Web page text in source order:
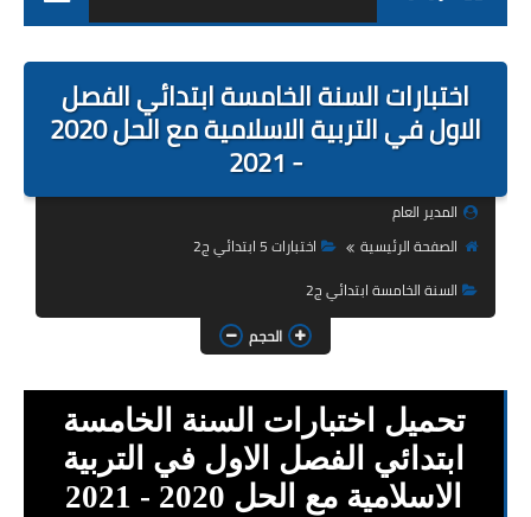
التربية التحضيرية
السنة الاولى ابتدائي
السنة الثالثة ابتدائي
السنة الرابعة ابتدائي
شهادة التعليم الابتدائي
تزيين القسم
اختبارات السنة الخامسة ابتدائي الفصل
الاول في التربية الاسلامية مع الحل 2020
- 2021
المدير العام
الصفحة الرئيسية
اختبارات 5 ابتدائي ج2
السنة الخامسة ابتدائي ج2
الحجم
تحميل اختبارات السنة الخامسة
ابتدائي الفصل الاول في التربية
الاسلامية مع الحل 2020 - 2021